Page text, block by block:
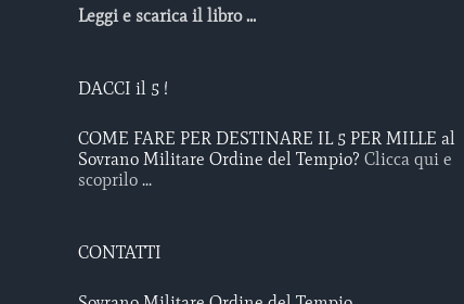
Leggi e scarica il libro ...
DACCI il 5 !
COME FARE PER DESTINARE IL 5 PER MILLE al
Sovrano Militare Ordine del Tempio? Clicca qui e
scoprilo ...
CONTATTI